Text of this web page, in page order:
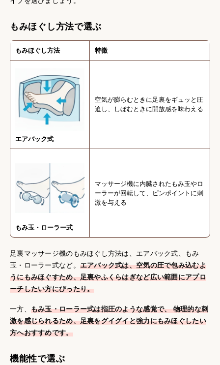
もみほぐし方法で選ぶ
もみほぐし方法 特徴
エアバック式
空気が膨らむときに足裏をギュッと圧
迫し、しぼむときに開放感を味わえる
もみ玉・ローラー式
マッサージ機に内臓されたもみ玉やロ
ーラーが回転して、ピンポイントに刺
激を与える
足裏マッサージ機のもみほぐし方法は、エアバック式、もみ
玉・ローラー式など。 エアバック式は、空気の圧で包み込むよ
うにもみほぐすため、足裏やふくらはぎなど広い範囲にアプロ
ーチしたい方にぴったり。
一方、 もみ玉・ローラー式は指圧のような感覚で、 物理的な刺
激を感じられるため、足裏をグイグイと強力にもみほぐしたい
方へおすすめです。
機能性で選ぶ